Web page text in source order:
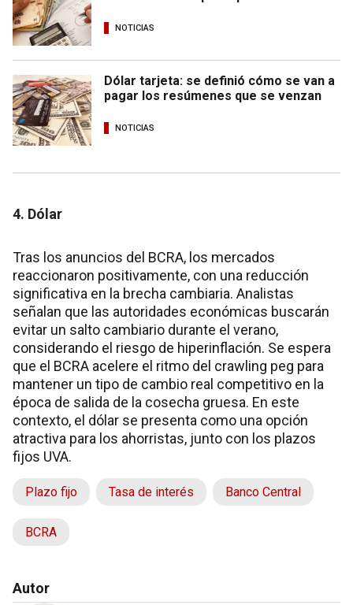
NOTICIAS
Dólar tarjeta: se definió cómo se van a
pagar los resúmenes que se venzan
NOTICIAS
4. Dólar
Tras los anuncios del BCRA, los mercados
reaccionaron positivamente, con una reducción
significativa en la brecha cambiaria. Analistas
señalan que las autoridades económicas buscarán
evitar un salto cambiario durante el verano,
considerando el riesgo de hiperinflación. Se espera
que el BCRA acelere el ritmo del crawling peg para
mantener un tipo de cambio real competitivo en la
época de salida de la cosecha gruesa. En este
contexto, el dólar se presenta como una opción
atractiva para los ahorristas, junto con los plazos
fijos UVA.
Plazo fijo Tasa de interés Banco Central
BCRA
Autor